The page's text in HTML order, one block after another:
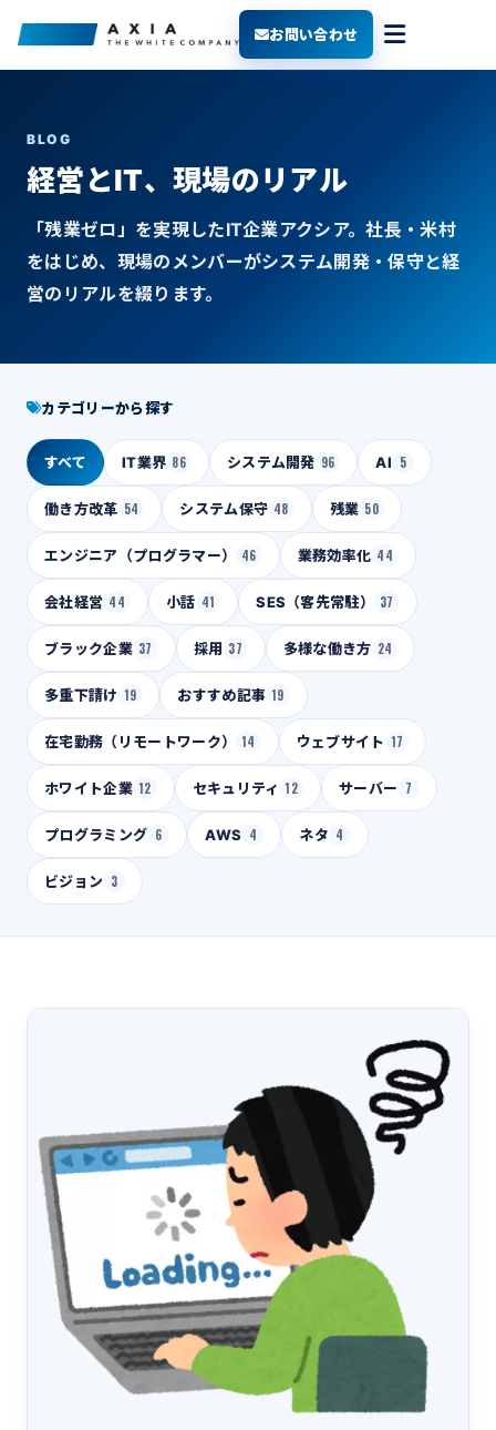
お問い合わせ
BLOG
経営とIT、現場のリアル
「残業ゼロ」を実現したIT企業アクシア。社長・米村
をはじめ、現場のメンバーがシステム開発・保守と経
営のリアルを綴ります。
カテゴリーから探す
すべて IT業界 86 システム開発 96 AI 5
働き方改革 54 システム保守 48 残業 50
エンジニア（プログラマー） 46 業務効率化 44
会社経営 44 小話 41 SES（客先常駐） 37
ブラック企業 37 採用 37 多様な働き方 24
多重下請け 19 おすすめ記事 19
在宅勤務（リモートワーク） 14 ウェブサイト 17
ホワイト企業 12 セキュリティ 12 サーバー 7
プログラミング 6 AWS 4 ネタ 4
ビジョン 3